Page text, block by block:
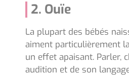
2. Ouïe
La plupart des bébés
aiment particulièrement
un effet apaisant. Parler,
audition et de son